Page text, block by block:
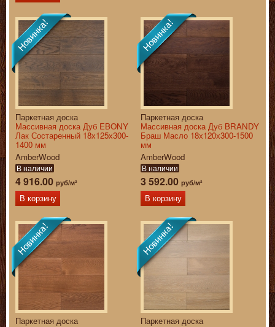
Паркетная доска
Массивная доска Дуб EBONY
Лак Состаренный 18х125х300-
1400 мм
AmberWood
В наличии
4 916.00 руб/м²
В корзину
Паркетная доска
Массивная доска Дуб BRANDY
Браш Масло 18х120х300-1500
мм
AmberWood
В наличии
3 592.00 руб/м²
В корзину
Паркетная доска Паркетная доска